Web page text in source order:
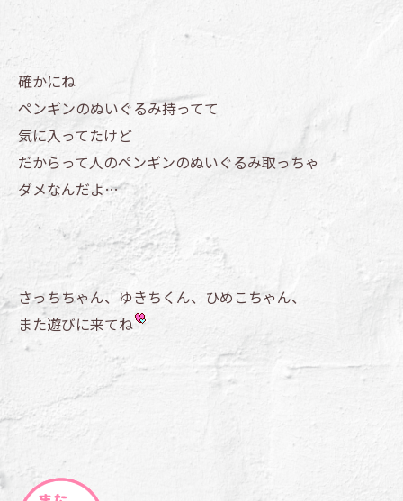
確かにね
ペンギンのぬいぐるみ持ってて
気に入ってたけど
だからって人のペンギンのぬいぐるみ取っちゃ
ダメなんだよ…
さっちちゃん、ゆきちくん、ひめこちゃん、
また遊びに来てね